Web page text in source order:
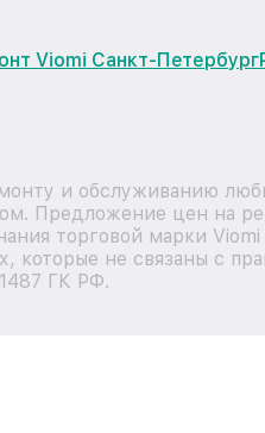
Viomi Санкт-Петербург
и обслуживанию
Предложение цен на
торговой марки
которые не связаны с
ГК РФ.